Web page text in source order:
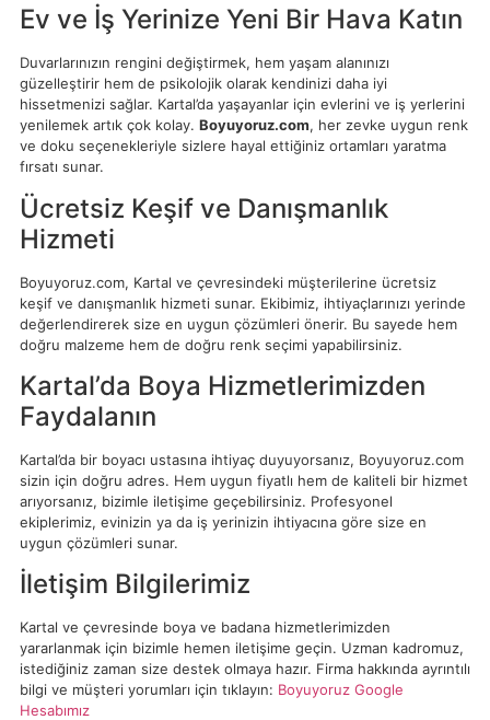
Ev ve İş Yerinize Yeni Bir Hava Katın
Duvarlarınızın rengini değiştirmek, hem yaşam alanınızı
güzelleştirir hem de psikolojik olarak kendinizi daha iyi
hissetmenizi sağlar. Kartal’da yaşayanlar için evlerini ve iş yerlerini
yenilemek artık çok kolay. Boyuyoruz.com, her zevke uygun renk
ve doku seçenekleriyle sizlere hayal ettiğiniz ortamları yaratma
fırsatı sunar.
Ücretsiz Keşif ve Danışmanlık
Hizmeti
Boyuyoruz.com, Kartal ve çevresindeki müşterilerine ücretsiz
keşif ve danışmanlık hizmeti sunar. Ekibimiz, ihtiyaçlarınızı yerinde
değerlendirerek size en uygun çözümleri önerir. Bu sayede hem
doğru malzeme hem de doğru renk seçimi yapabilirsiniz.
Kartal’da Boya Hizmetlerimizden
Faydalanın
Kartal’da bir boyacı ustasına ihtiyaç duyuyorsanız, Boyuyoruz.com
sizin için doğru adres. Hem uygun fiyatlı hem de kaliteli bir hizmet
arıyorsanız, bizimle iletişime geçebilirsiniz. Profesyonel
ekiplerimiz, evinizin ya da iş yerinizin ihtiyacına göre size en
uygun çözümleri sunar.
İletişim Bilgilerimiz
Kartal ve çevresinde boya ve badana hizmetlerimizden
yararlanmak için bizimle hemen iletişime geçin. Uzman kadromuz,
istediğiniz zaman size destek olmaya hazır. Firma hakkında ayrıntılı
bilgi ve müşteri yorumları için tıklayın: Boyuyoruz Google
Hesabımız